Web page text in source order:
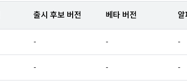
출시 후보 버전 베타 버전 알
- - -
- - -